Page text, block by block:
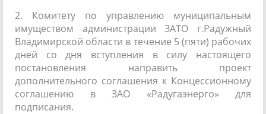
2. Комитету по управлению муниципальным
имуществом администрации ЗАТО г.Радужный
Владимирской области в течение 5 (пяти) рабочих
дней со дня вступления в силу настоящего
постановления направить проект
дополнительного соглашения к Концессионному
соглашению в ЗАО «Радугаэнерго» для
подписания.